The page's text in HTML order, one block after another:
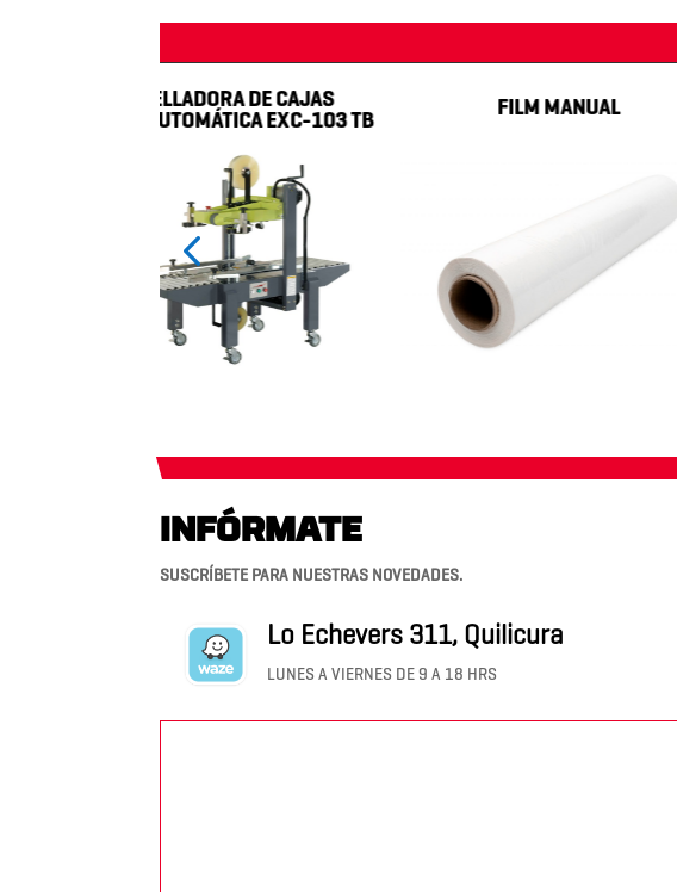
SELLADORA DE CAJAS
SEMIAUTOMÁTICA EXC-103 TB
FILM MANUAL
INFÓRMATE
SUSCRÍBETE PARA NUESTRAS NOVEDADES.
Lo Echevers 311, Quilicura
LUNES A VIERNES DE 9 A 18 HRS